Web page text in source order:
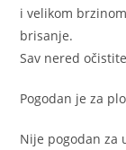
i velikom
brisanje.
Sav nered
Pogodan je za
Nije pogodan za